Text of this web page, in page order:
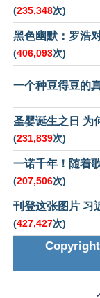
(235,348次)
黑色幽默：罗浩
(406,093次)
一个种豆得豆的
圣婴诞生之日 为
(231,839次)
一诺千年！随着
(207,506次)
刊登这张图片 习
(427,427次)